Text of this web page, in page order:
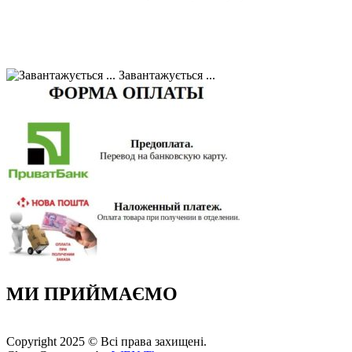
Завантажується ...
МИ ПРИЙМАЄМО
Copyright 2025 © Всі права захищені.